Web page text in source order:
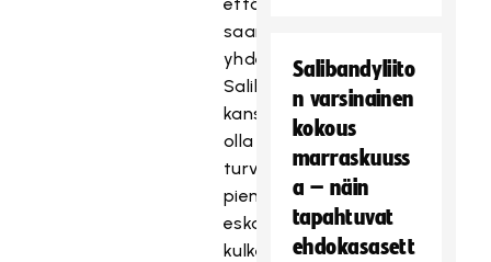
saamme
yhdessä
Salibandyliiton
kanssa
olla
turvaamassa
pienten
eskarilaisten
kulkemista
Salibandyliito
n varsinainen
kokous
marraskuuss
a – näin
tapahtuvat
ehdokasasett